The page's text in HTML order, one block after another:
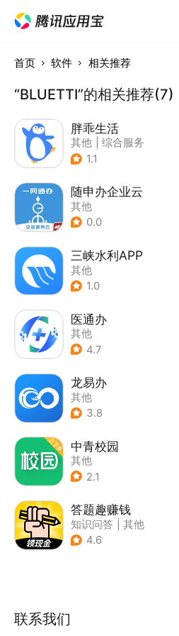
首页 软件 相关推荐
“BLUETTI”的相关推荐(7)
胖乖生活
其他
综合服务
1.1
随申办企业云
其他
0.0
三峡水利APP
其他
1.0
医通办
其他
4.7
龙易办
其他
3.8
中青校园
其他
2.1
答题趣赚钱
知识问答
其他
| 休闲解压
4.6
联系我们